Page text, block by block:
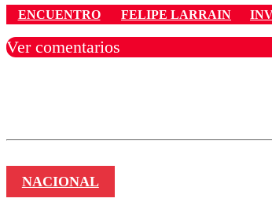
ENCUENTRO FELIPE LARRAIN
Ver comentarios
NACIONAL